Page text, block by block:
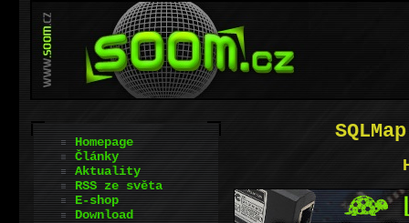
Homepage
Články
Aktuality
RSS ze světa
E-shop
Download